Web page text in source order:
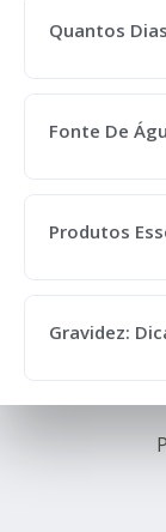
Quantos
Fonte De
Produtos
Gravidez: